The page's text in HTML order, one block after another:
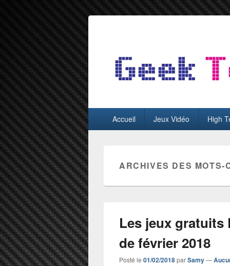
GeekTest
principalAccueil Jeux Vidéo High
ARCHIVES DES MOTS-
Les jeux gratuits
de février 2018
Posté le 01/02/2018parSamy—